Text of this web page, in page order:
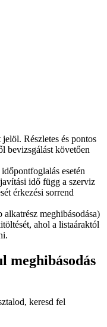
Részletes és pontos
bevizsgálást követően
esetén
idő függ a szerviz
érkezési sorrend
alkatrész meghibásodása)
ahol a listaáraktól
meghibásodás
keresd fel